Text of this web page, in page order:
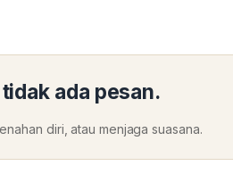
ada pesan.
diri, atau menjaga suasana.